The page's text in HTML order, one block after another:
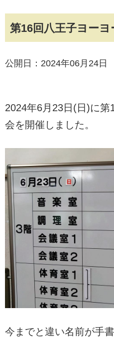
第16回八王子ヨーヨ
公開日：2024年06月24日
2024年6月23日(日)に
会を開催しました。
今までと違い名前が手